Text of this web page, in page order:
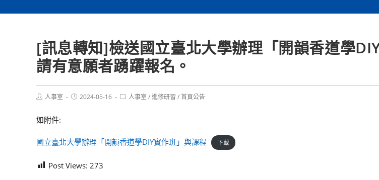
[訊息轉知]檢送國立臺北大學辦理「開韻香道學
請有意願者踴躍報名。
Post人事室
Post2024-05-16
Post人事室 /進修研習 /首頁公告
如附件:
國立臺北大學辦理「開韻香道學DIY實作班」與課程 下載
Post Views: 273